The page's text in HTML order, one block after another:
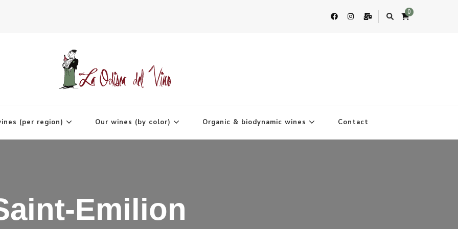
0
(per region) Our wines (by color) Organic & biodynamic wines Contact
Emilion